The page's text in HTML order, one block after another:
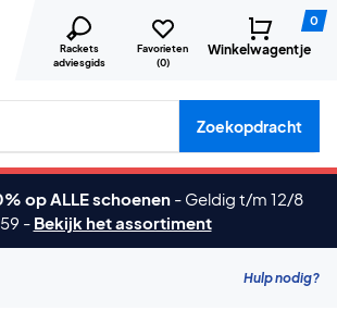
Rackets
adviesgids
Favorieten
(0)
0
Winkelwagentje
producten, merken etc.
Zoekopdracht
op ALLE schoenen - Geldig t/m 12/8
- Bekijk het assortiment
Hulp nodig?